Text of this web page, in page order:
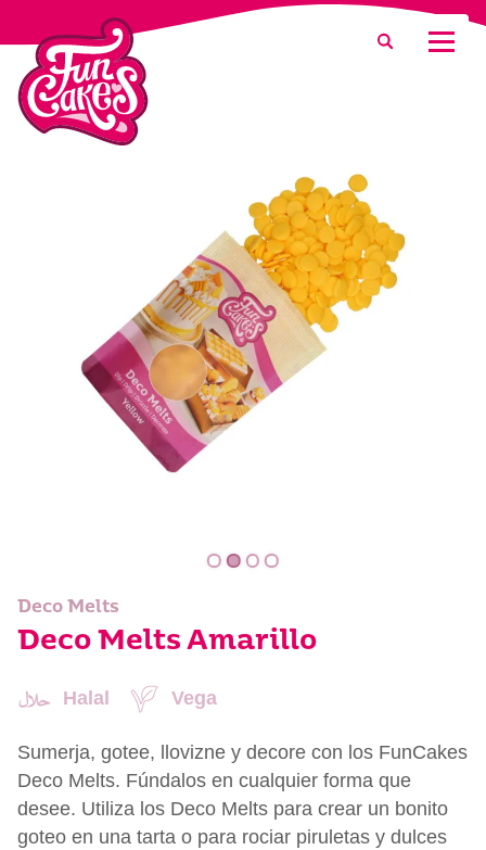
¿Qué estás buscando?
Buscar
Deco Melts
Deco Melts Amarillo
Halal Vega
Sumerja, gotee, llovizne y decore con los FunCakes
Deco Melts. Fúndalos en cualquier forma que
desee. Utiliza los Deco Melts para crear un bonito
goteo en una tarta o para rociar piruletas y dulces